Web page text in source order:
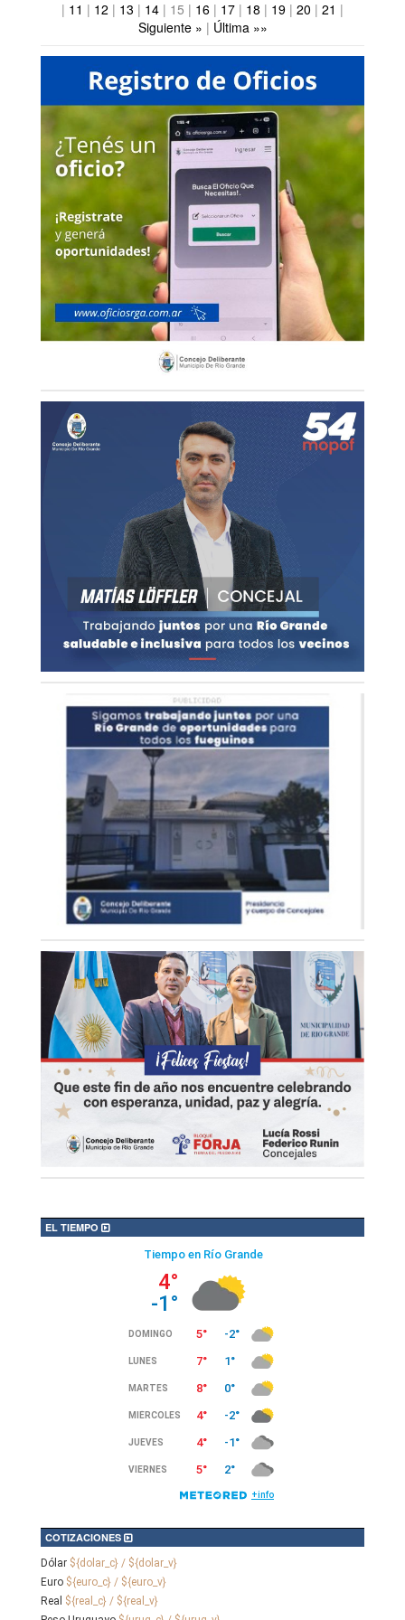
| 11 | 12 | 13 | 14 | 15 | 16 | 17 | 18 | 19 | 20 | 21 |
Siguiente » | Última »»
EL TIEMPO
COTIZACIONES
Dólar ${dolar_c} / ${dolar_v}
Euro ${euro_c} / ${euro_v}
Real ${real_c} / ${real_v}